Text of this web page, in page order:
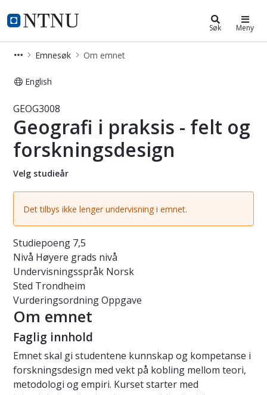
NTNU Hjemmeside
Studier Søk Meny
Emnesøk Om emnet
English
Emne - Geografi i praksis - felt og
GEOG3008
Geografi i praksis - felt og
forskningsdesign
Velg studieår
Det tilbys ikke lenger undervisning i emnet.
Studiepoeng 7,5
Nivå Høyere grads nivå
Undervisningsspråk Norsk
Sted Trondheim
VurderingsordningOppgave
Om emnet
Faglig innhold
Emnet skal gi studentene kunnskap og kompetanse i
forskningsdesign med vekt på kobling mellom teori,
metodologi og empiri. Kurset starter med